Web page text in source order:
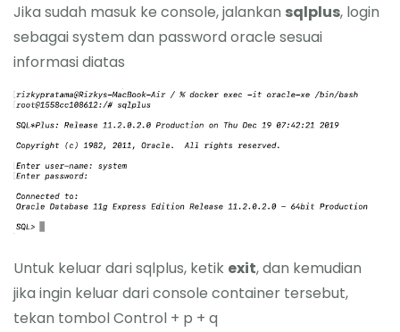
Jika sudah masuk ke console, jalankan sqlplus, login
sebagai system dan password oracle sesuai
informasi diatas
Untuk keluar dari sqlplus, ketik exit, dan kemudian
jika ingin keluar dari console container tersebut,
tekan tombol Control + p + q